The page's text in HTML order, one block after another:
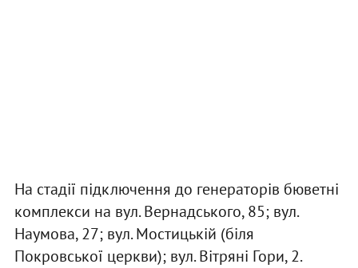
На стадії підключення до генераторів бюветні
комплекси на вул. Вернадського, 85; вул.
Наумова, 27; вул. Мостицькій (біля
Покровської церкви); вул. Вітряні Гори, 2.